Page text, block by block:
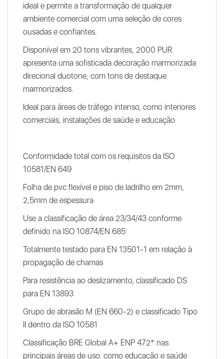
ideal e permite a transformação de qualquer
ambiente comercial com uma seleção de cores
ousadas e confiantes.
Disponível em 20 tons vibrantes, 2000 PUR
apresenta uma sofisticada decoração marmorizada
direcional duotone, com tons de destaque
marmorizados.
Ideal para áreas de tráfego intenso, como interiores
comerciais, instalações de saúde e educação
Conformidade total com os requisitos da ISO
10581/EN 649
Folha de pvc flexível e piso de ladrilho em 2mm,
2,5mm de espessura
Use a classificação de área 23/34/43 conforme
definido na ISO 10874/EN 685
Totalmente testado para EN 13501-1 em relação à
propagação de chamas
Para resistência ao deslizamento, classificado DS
para EN 13893
Grupo de abrasão M (EN 660-2) e classificado Tipo
II dentro da ISO 10581
Classificação BRE Global A+ ENP 472* nas
principais áreas de uso, como educação e saúde